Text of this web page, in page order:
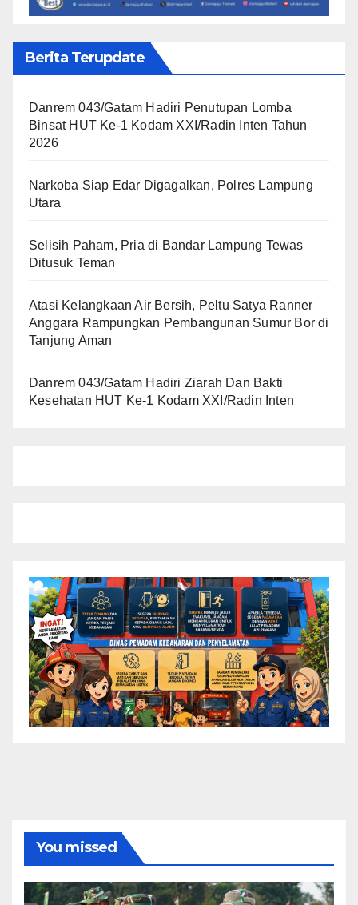
Berita Terupdate
Danrem 043/Gatam Hadiri Penutupan Lomba
Binsat HUT Ke-1 Kodam XXI/Radin Inten Tahun
2026
Narkoba Siap Edar Digagalkan, Polres Lampung
Utara
Selisih Paham, Pria di Bandar Lampung Tewas
Ditusuk Teman
Atasi Kelangkaan Air Bersih, Peltu Satya Ranner
Anggara Rampungkan Pembangunan Sumur Bor di
Tanjung Aman
Danrem 043/Gatam Hadiri Ziarah Dan Bakti
Kesehatan HUT Ke-1 Kodam XXI/Radin Inten
You missed